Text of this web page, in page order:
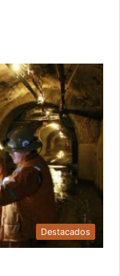
Destacados